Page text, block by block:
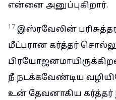
என்னை அனுப்புகிறார்.
17 இஸ்ரவேலின்
மீட்பரான கர்த்தர்
நீ நடக்கவேண்டிய
உன் தேவனாகிய கர்த்தர்